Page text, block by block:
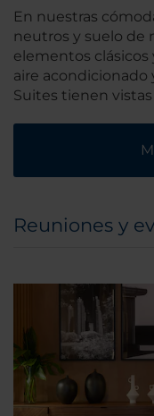
En nuestras
neutros y suelo de
elementos clásicos
aire acondicionado
Suites tienen vistas
Reuniones y